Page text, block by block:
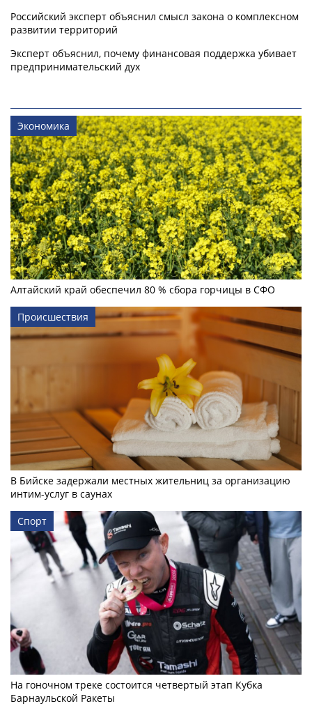
Российский эксперт объяснил смысл закона о комплексном
развитии территорий
Эксперт объяснил, почему финансовая поддержка убивает
предпринимательский дух
Экономика
Алтайский край обеспечил 80 % сбора горчицы в СФО
Происшествия
В Бийске задержали местных жительниц за организацию
интим-услуг в саунах
Спорт
На гоночном треке состоится четвертый этап Кубка
Барнаульской Ракеты